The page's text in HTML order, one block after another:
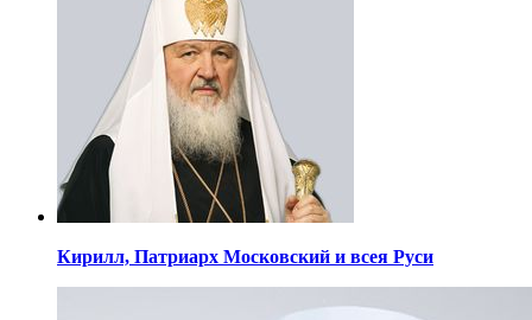
Кирилл, Патриарх Московский и всея Руси